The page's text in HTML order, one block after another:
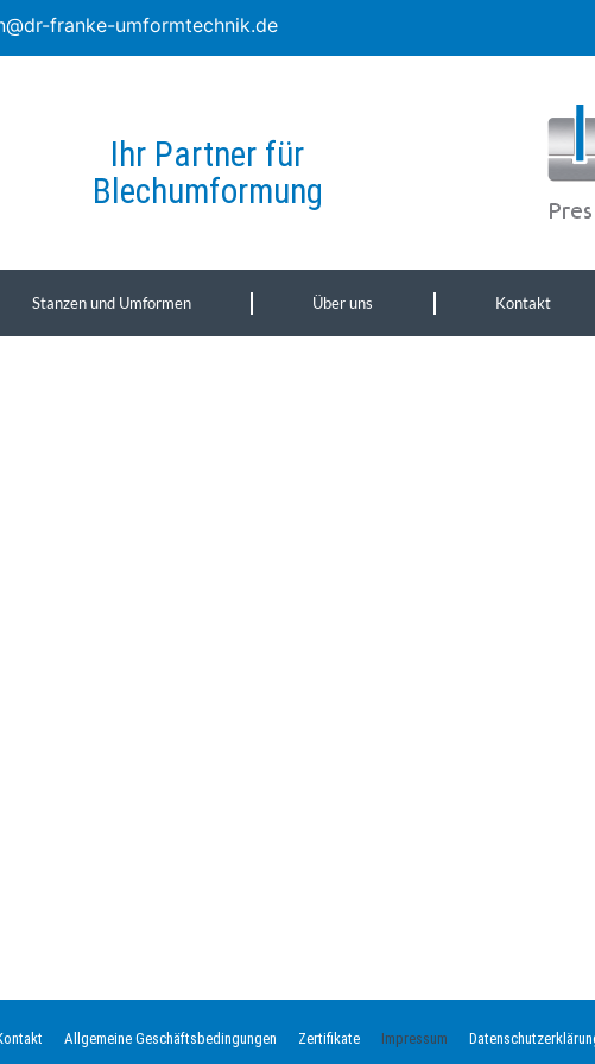
franke-umformtechnik.de
Ihr Partner für
Blechumformung
Stanzen und Umformen Über uns Kontakt
Allgemeine Geschäftsbedingungen Zertifikate Impressum